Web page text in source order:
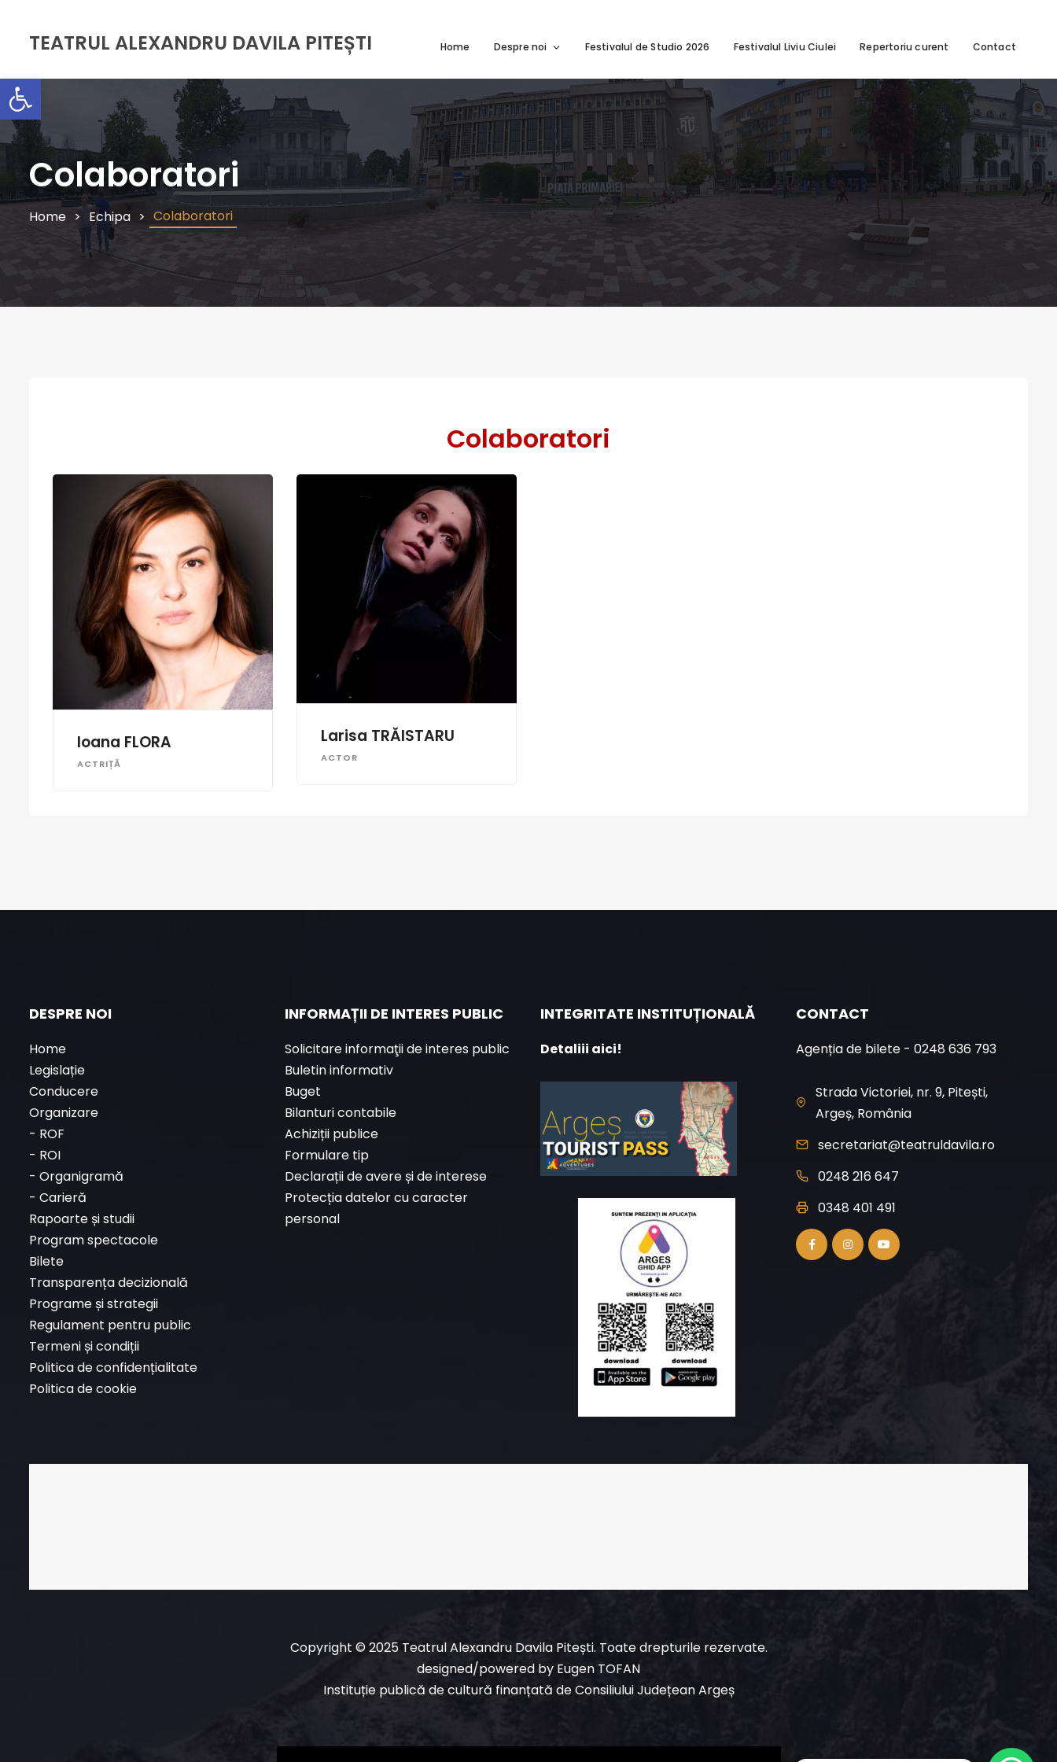
Deschide bara de unelte
TEATRUL ALEXANDRU DAVILA PITEȘTI Home Despre noi Festivalul de Studio 2026 Festivalul Liviu Ciulei Repertoriu curent Contact
Colaboratori
Home Echipa Colaboratori
Colaboratori
Ioana FLORA
ACTRIȚĂ
Larisa TRĂISTARU
ACTOR
DESPRE NOI
Home
Legislație
Conducere
Organizare
- ROF
- ROI
- Organigramă
- Carieră
Rapoarte și studii
Program spectacole
Bilete
Transparența decizională
Programe și strategii
Regulament pentru public
Termeni și condiții
Politica de confidențialitate
Politica de cookie
INFORMAȚII DE INTERES PUBLIC
Solicitare informaţii de interes public
Buletin informativ
Buget
Bilanturi contabile
Achiziții publice
Formulare tip
Declarații de avere și de interese
Protecția datelor cu caracter
personal
INTEGRITATE INSTITUȚIONALĂ
Detaliii aici!
CONTACT
Agenția de bilete - 0248 636 793
Strada Victoriei, nr. 9, Pitești,
Argeș, România
secretariat@teatruldavila.ro
0248 216 647
0348 401 491
Copyright © 2025 Teatrul Alexandru Davila Pitești. Toate drepturile rezervate.
designed/powered by Eugen TOFAN
Instituție publică de cultură finanțată de Consiliului Județean Argeș